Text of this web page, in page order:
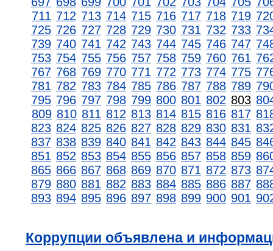
711 712 713 714 715 716 717 718 719
725 726 727 728 729 730 731 732 733
739 740 741 742 743 744 745 746 747
753 754 755 756 757 758 759 760 761
767 768 769 770 771 772 773 774 775
781 782 783 784 785 786 787 788 789
795 796 797 798 799 800 801 802 803
809 810 811 812 813 814 815 816 817
823 824 825 826 827 828 829 830 831
837 838 839 840 841 842 843 844 845
851 852 853 854 855 856 857 858 859
865 866 867 868 869 870 871 872 873
879 880 881 882 883 884 885 886 887
893 894 895 896 897 898 899 900 901
Коррупции объявлена и